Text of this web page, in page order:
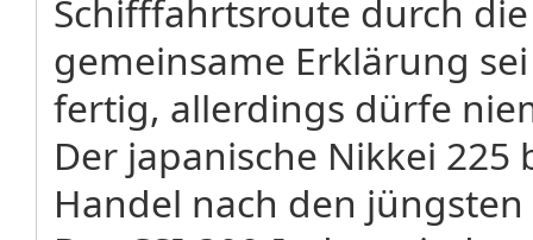
Schifffahrtsroute durch
gemeinsame Erklärung
fertig, allerdings dürfe
Der japanische Nikkei
Handel nach den